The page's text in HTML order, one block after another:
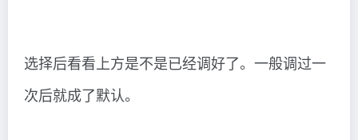
选择后看看上方是不是已经调好了。一般调过一
次后就成了默认。